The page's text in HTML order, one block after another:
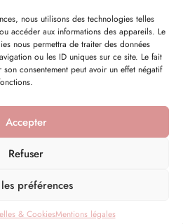
nous utilisons des technologies telles
accéder aux informations des appareils. Le
nous permettra de traiter des données
ou les ID uniques sur ce site. Le fait
consentement peut avoir un effet négatif
Accepter
Refuser
préférences
& CookiesMentions légales
comparateur de fleurs Couple
Eco-responsable Enfants
Huiles essentielles
Trottinette Voyage